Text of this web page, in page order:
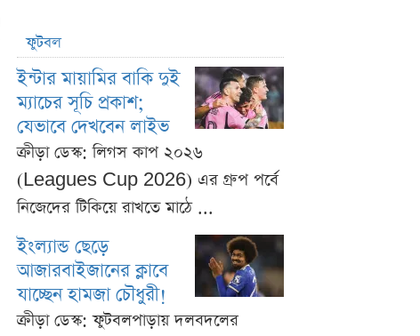
ফুটবল
ইন্টার মায়ামির বাকি দুই
ম্যাচের সূচি প্রকাশ;
যেভাবে দেখবেন লাইভ
ক্রীড়া ডেস্ক: লিগস কাপ ২০২৬
(Leagues Cup 2026) এর গ্রুপ পর্বে
নিজেদের টিকিয়ে রাখতে মাঠে ...
ইংল্যান্ড ছেড়ে
আজারবাইজানের ক্লাবে
যাচ্ছেন হামজা চৌধুরী!
ক্রীড়া ডেস্ক: ফুটবলপাড়ায় দলবদলের